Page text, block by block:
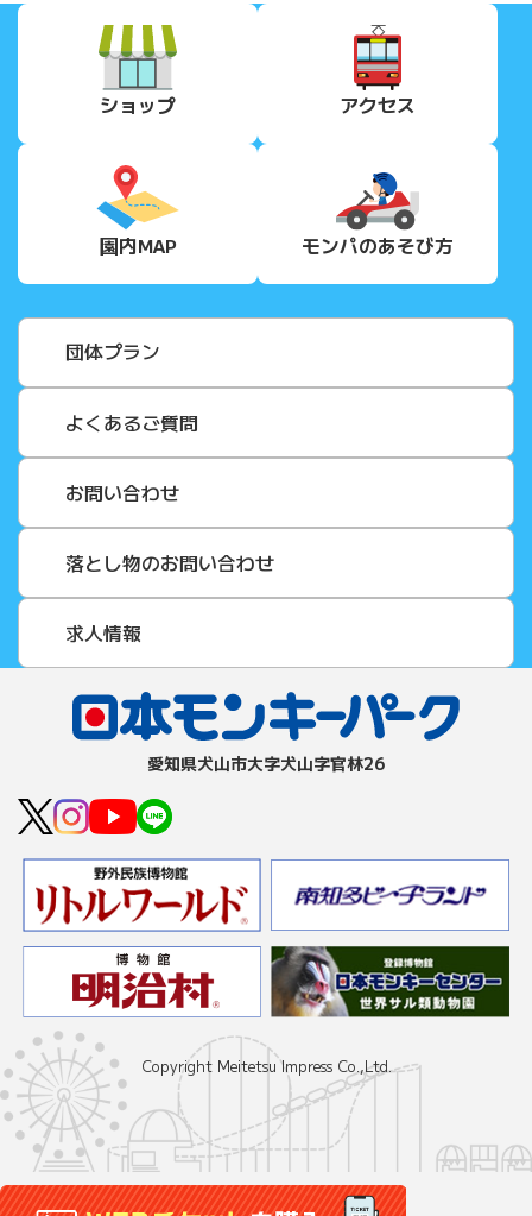
ショップ アクセス
園内MAP モンパのあそび方
団体プラン
よくあるご質問
お問い合わせ
落とし物のお問い合わせ
求人情報
愛知県⽝⼭市⼤字⽝⼭字官林26
Copyright Meitetsu Impress Co.,Ltd.